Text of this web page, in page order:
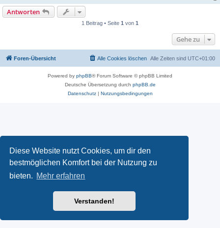
Diese Website nutzt Cookies, um dir den
bestmöglichen Komfort bei der Nutzung zu
bieten. Mehr erfahren
Verstanden!
Antworten
1 Beitrag • Seite 1 von 1
Gehe zu
Foren-Übersicht Alle Zeiten sind UTC+01:00
Alle Cookies löschen
Powered by phpBB® Forum Software © phpBB Limited
Deutsche Übersetzung durch phpBB.de
Datenschutz| Nutzungsbedingungen